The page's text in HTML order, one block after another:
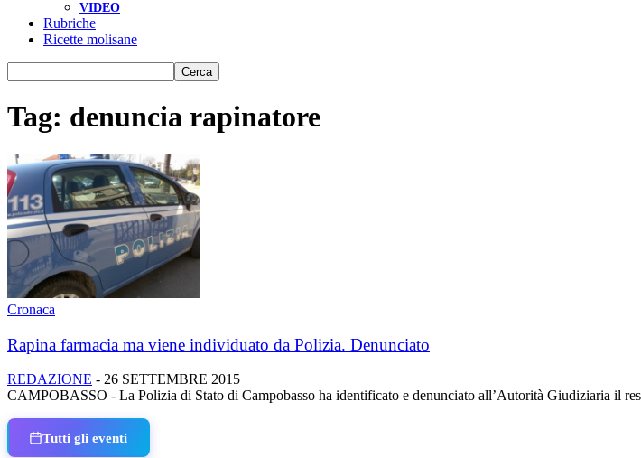
VIDEO
Rubriche
Ricette molisane
Tag: denuncia rapinatore
Cronaca
Rapina farmacia ma viene individuato da Polizia. Denunciato
REDAZIONE - 26 SETTEMBRE 2015
CAMPOBASSO - La Polizia di Stato di Campobasso ha identificato e denunciato all’Autorità Giudiziaria il
Tutti gli eventi